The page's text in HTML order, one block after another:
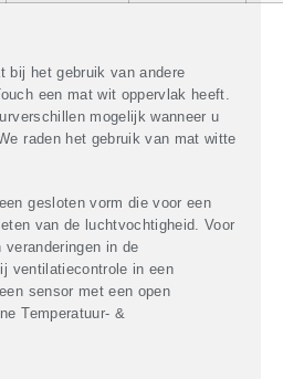
bij het gebruik van andere
een mat wit oppervlak heeft.
mogelijk wanneer u
raden het gebruik van mat witte
gesloten vorm die voor een
van de luchtvochtigheid. Voor
in de
ventilatiecontrole in een
sensor met een open
Temperatuur- &